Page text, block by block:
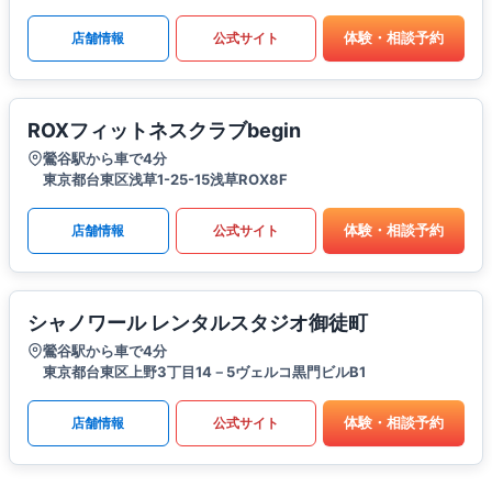
店舗情報 公式サイト 体験・相談予約
ROXフィットネスクラブbegin
鶯谷駅から車で4分
東京都台東区浅草1-25-15浅草ROX8F
店舗情報 公式サイト 体験・相談予約
シャノワール レンタルスタジオ御徒町
鶯谷駅から車で4分
東京都台東区上野3丁目14－5ヴェルコ黒門ビルB1
店舗情報 公式サイト 体験・相談予約